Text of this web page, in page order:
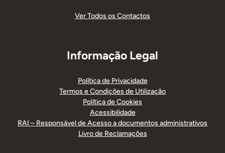
Ver Todos os Contactos
Informação Legal
Política de Privacidade
Termos e Condições de Utilização
Política de Cookies
Acessibilidade
RAI – Responsável de Acesso a documentos administrativos
Livro de Reclamações